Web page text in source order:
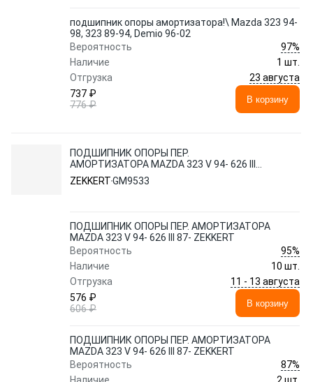
подшипник опоры амортизатора!\ Mazda 323 94-
98, 323 89-94, Demio 96-02
Вероятность
97%
Наличие
1 шт.
Отгрузка
23 августа
737 ₽
776 ₽
В корзину
ПОДШИПНИК ОПОРЫ ПЕР.
АМОРТИЗАТОРА MAZDA 323 V 94- 626 III
87- ZEKKERT
ZEKKERTGM9533
ПОДШИПНИК ОПОРЫ ПЕР. АМОРТИЗАТОРА
MAZDA 323 V 94- 626 III 87- ZEKKERT
Вероятность
95%
Наличие
10 шт.
Отгрузка
11 - 13 августа
576 ₽
606 ₽
В корзину
ПОДШИПНИК ОПОРЫ ПЕР. АМОРТИЗАТОРА
MAZDA 323 V 94- 626 III 87- ZEKKERT
Вероятность
87%